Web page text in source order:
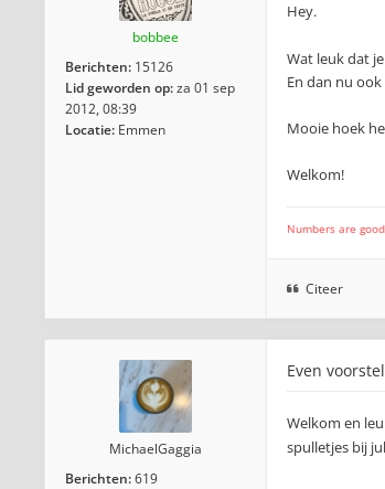
bobbee
Berichten: 15126
Lid geworden op:za 01 sep
2012, 08:39
Locatie: Emmen
Hey.
Wat leuk dat
En dan nu
Mooie hoek
Welkom!
Numbers are
Citeer
MichaelGaggia
Berichten:619
Even
Welkom en
spulletjes bij